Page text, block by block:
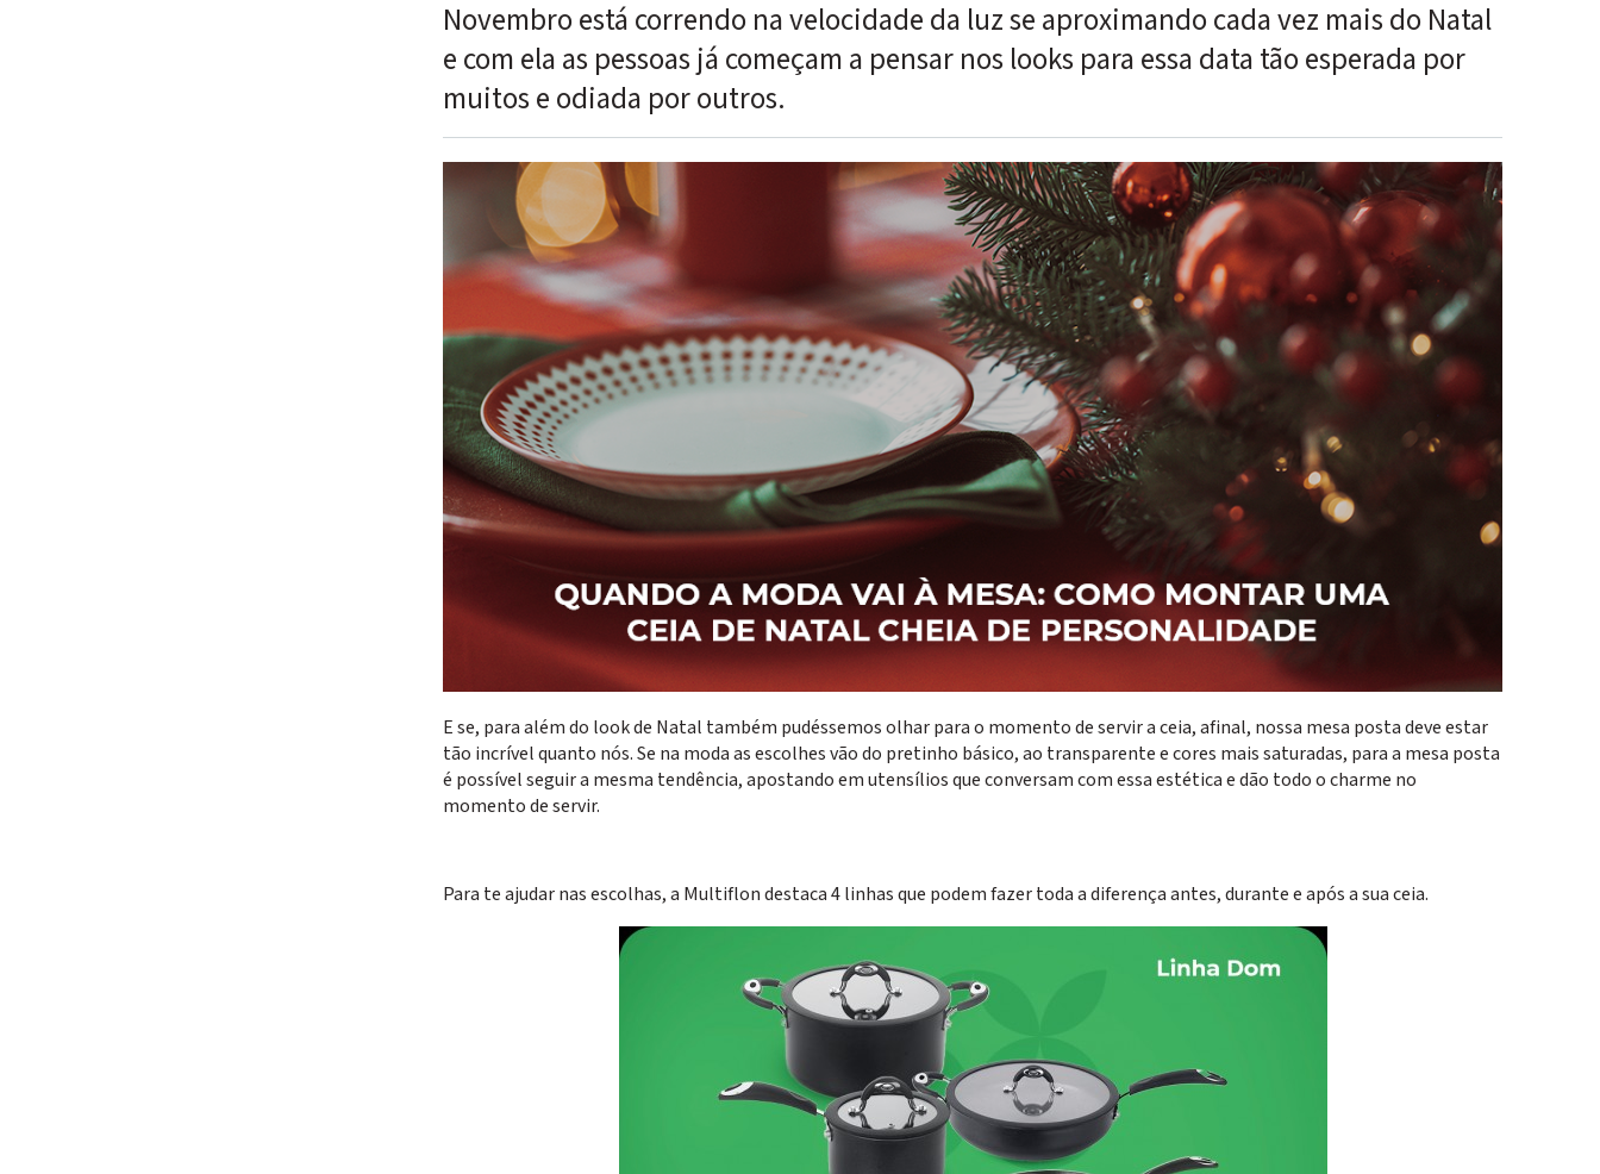
Novembro está correndo na velocidade da luz se aproximando cada vez mais do Natal
e com ela as pessoas já começam a pensar nos looks para essa data tão esperada por
muitos e odiada por outros.
E se, para além do look de Natal também pudéssemos olhar para o momento de servir a ceia, afinal, nossa mesa posta deve estar
tão incrível quanto nós. Se na moda as escolhes vão do pretinho básico, ao transparente e cores mais saturadas, para a mesa posta
é possível seguir a mesma tendência, apostando em utensílios que conversam com essa estética e dão todo o charme no
momento de servir.
Para te ajudar nas escolhas, a Multiflon destaca 4 linhas que podem fazer toda a diferença antes, durante e após a sua ceia.